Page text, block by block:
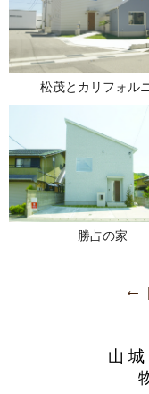
松茂とカリフォル
勝占の家
←
山